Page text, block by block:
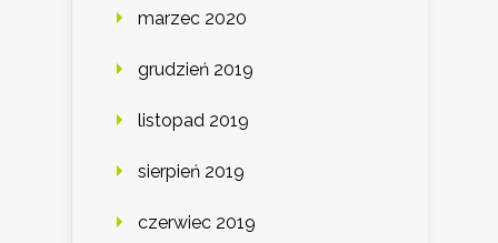
marzec 2020
grudzień 2019
listopad 2019
sierpień 2019
czerwiec 2019